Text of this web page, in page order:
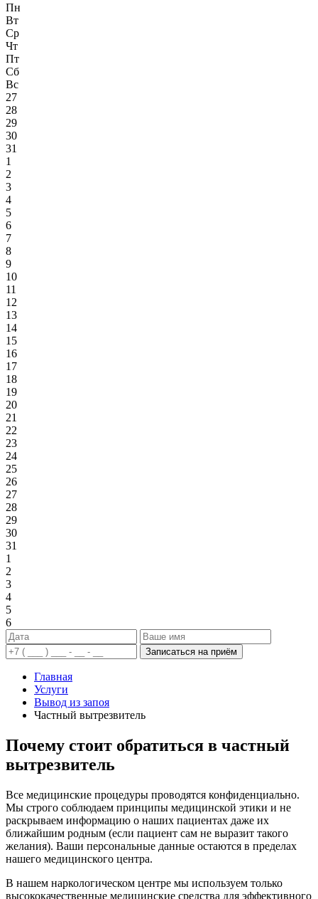
Пн
Вт
Ср
Чт
Пт
Сб
Вс
27
28
29
30
31
1
2
3
4
5
6
7
8
9
10
11
12
13
14
15
16
17
18
19
20
21
22
23
24
25
26
27
28
29
30
31
1
2
3
4
5
6
Записаться на приём
Главная
Услуги
Вывод из запоя
Частный вытрезвитель
Почему стоит обратиться в частный
вытрезвитель
Все медицинские процедуры проводятся конфиденциально.
Мы строго соблюдаем принципы медицинской этики и не
раскрываем информацию о наших пациентах даже их
ближайшим родным (если пациент сам не выразит такого
желания). Ваши персональные данные остаются в пределах
нашего медицинского центра.
В нашем наркологическом центре мы используем только
высококачественные медицинские средства для эффективного